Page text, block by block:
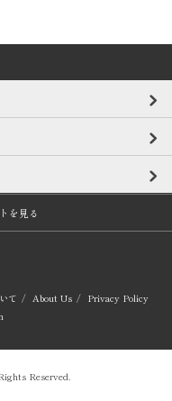
を見る
て / About Us / Privacy Policy
Reserved.